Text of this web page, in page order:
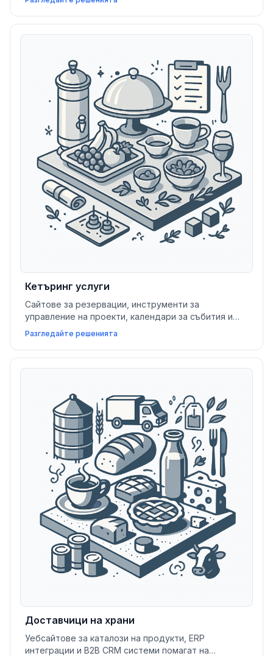
заведенията за нощен живот да управляват
резервации, да промотират събития и да
Кетъринг услуги
Сайтове за резервации, инструменти за
управление на проекти, календари за събития и
CRM системи помагат на кетъринг предприятията
да опростят комуникацията с клиентите, да
управляват проекти и да сключват повече сделки.
Разгледайте решенията
Доставчици на храни
Уебсайтове за каталози на продукти, ERP
интеграции и B2B CRM системи помагат на